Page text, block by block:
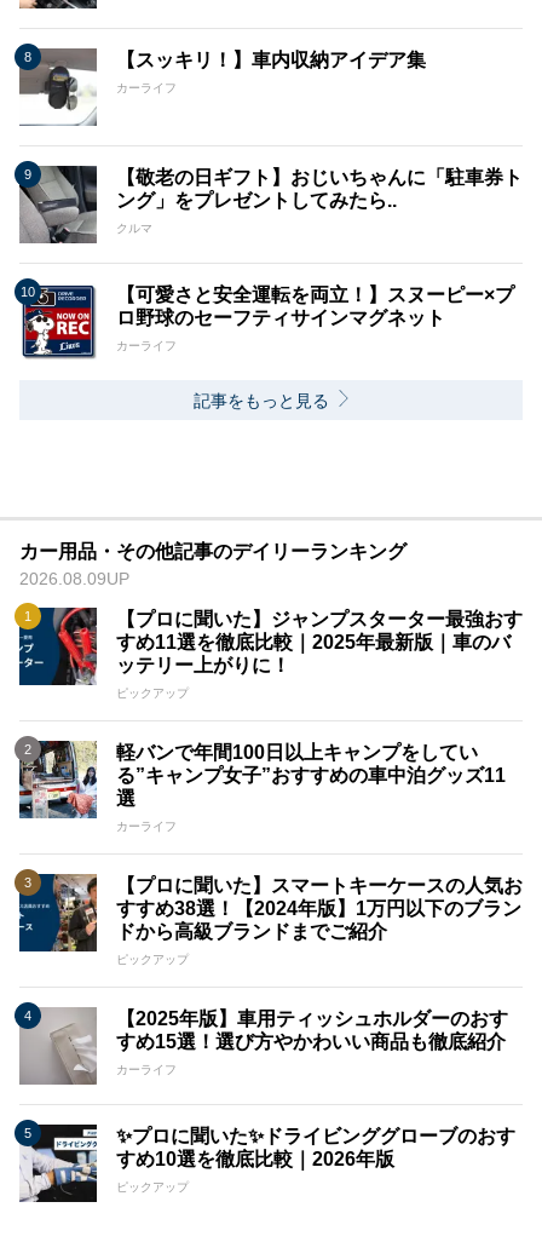
【スッキリ！】車内収納アイデア集
カーライフ
【敬老の日ギフト】おじいちゃんに「駐車券ト
ング」をプレゼントしてみたら..
クルマ
【可愛さと安全運転を両立！】スヌーピー×プ
ロ野球のセーフティサインマグネット
カーライフ
記事をもっと見る
カー用品・その他記事のデイリーランキング
2026.08.09UP
【プロに聞いた】ジャンプスターター最強おす
すめ11選を徹底比較｜2025年最新版｜車のバ
ッテリー上がりに！
ピックアップ
軽バンで年間100日以上キャンプをしてい
る”キャンプ女子”おすすめの車中泊グッズ11
選
カーライフ
【プロに聞いた】スマートキーケースの人気お
すすめ38選！【2024年版】1万円以下のブラン
ドから高級ブランドまでご紹介
ピックアップ
【2025年版】車用ティッシュホルダーのおす
すめ15選！選び方やかわいい商品も徹底紹介
カーライフ
✨プロに聞いた✨ドライビンググローブのおす
すめ10選を徹底比較｜2026年版
ピックアップ